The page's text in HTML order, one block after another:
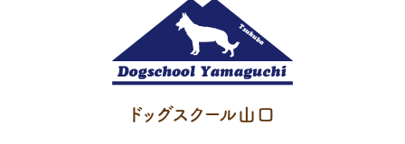
ドッグスクール山口